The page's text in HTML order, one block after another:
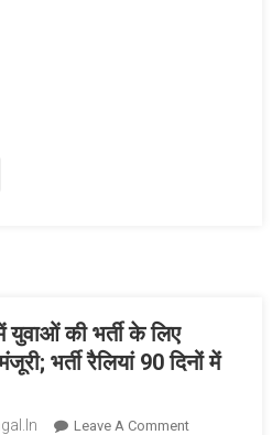
की भर्ती के लिए
भर्ती रैलियां 90 दिनों में
Leave A CommentOn